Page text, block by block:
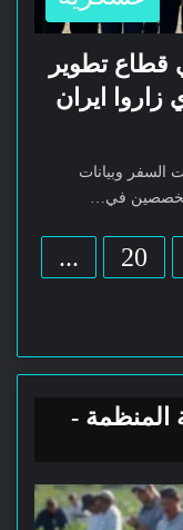
تطوير
زاروا ايران
السفر وبيانات
في…
20
...
المنظمة -